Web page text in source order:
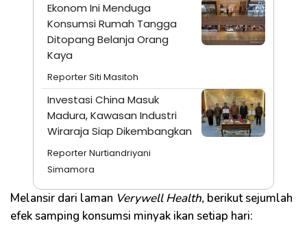
Ekonom Ini Menduga
Konsumsi Rumah Tangga
Ditopang Belanja Orang
Kaya
Reporter Siti Masitoh
Investasi China Masuk
Madura, Kawasan Industri
Wiraraja Siap Dikembangkan
Reporter Nurtiandriyani
Simamora
Melansir dari laman Verywell Health, berikut sejumlah
efek samping konsumsi minyak ikan setiap hari: